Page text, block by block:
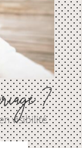
?
visibilité